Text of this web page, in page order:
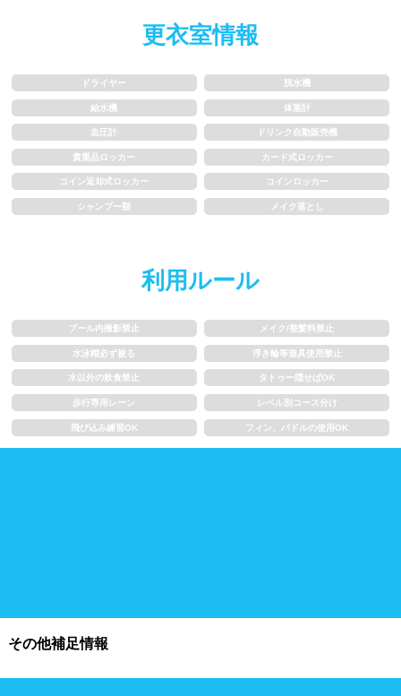
更衣室情報
ドライヤー 脱水機
給水機 体重計
血圧計 ドリンク自動販売機
貴重品ロッカー カード式ロッカー
コイン返却式ロッカー コインロッカー
シャンプー類 メイク落とし
利用ルール
プール内撮影禁止 メイク/整髪料禁止
水泳帽必ず被る 浮き輪等遊具使用禁止
水以外の飲食禁止 タトゥー隠せばOK
歩行専用レーン レベル別コース分け
飛び込み練習OK フィン、パドルの使用OK
その他補足情報
レベル別コース分け
飛び込み練習OK フィン、パドルの使用OK
スクール
子供向け水泳教室 大人向け水泳教室
レンタル
バスタオル 水着
浮き輪類 水泳帽、ゴーグル
施設利用
プール情報募集中